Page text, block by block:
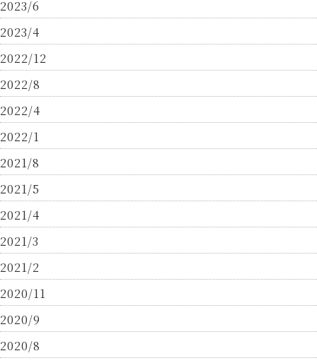
2023/6
2023/4
2022/12
2022/8
2022/4
2022/1
2021/8
2021/5
2021/4
2021/3
2021/2
2020/11
2020/9
2020/8